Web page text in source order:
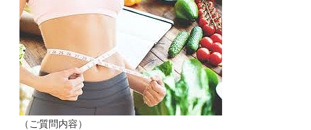
（ご質問内容）